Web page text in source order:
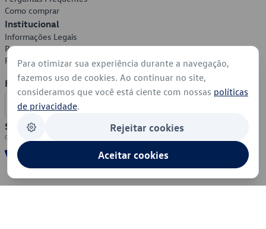
Como comprar
Institucional
Informações Legais
Política de Privacidade
Política de Cookies
Formas de Pagamento
Segurança
Para otimizar sua experiência durante a navegação,
fazemos uso de cookies. Ao continuar no site,
consideramos que você está ciente com nossas políticas
de privacidade.
Rejeitar cookies
Aceitar cookies